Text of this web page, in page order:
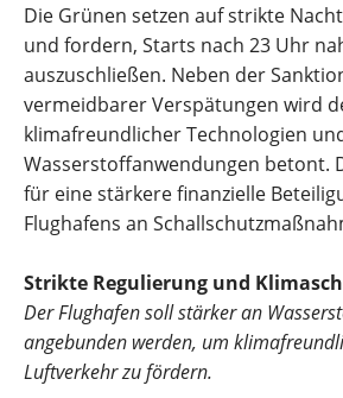
Die Grünen setzen auf strikte
und fordern, Starts nach 23 Uhr
auszuschließen. Neben der
vermeidbarer Verspätungen wird
klimafreundlicher Technologien
Wasserstoffanwendungen betont.
für eine stärkere finanzielle
Flughafens an
Strikte Regulierung und
Der Flughafen soll stärker an
angebunden werden, um
Luftverkehr zu fördern.